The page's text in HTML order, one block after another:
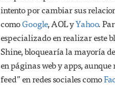
intento por cambiar sus
comoGoogle, AOL yYahoo.
especializado en realizar este
Shine, bloquearía la mayoría
en páginas web y apps,
feed” en redes sociales como